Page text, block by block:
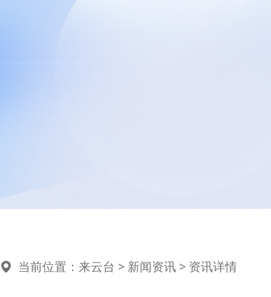
当前位置： 来云台 > 新闻资讯 > 资讯详情